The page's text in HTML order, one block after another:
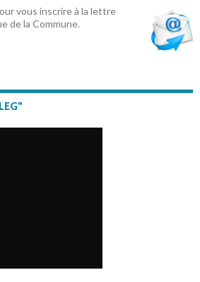
vous inscrire à la lettre
de la Commune.